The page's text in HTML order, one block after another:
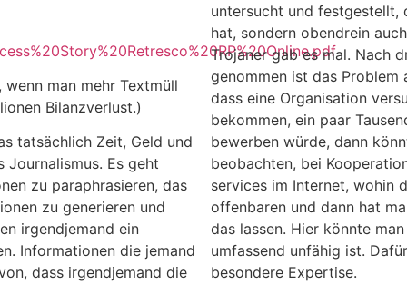
man mehr Textmüll
Bilanzverlust.)
tatsächlich Zeit, Geld und
Es geht
zu paraphrasieren, das
zu generieren und
irgendjemand ein
Informationen die jemand
dass irgendjemand die
untersucht und festgestellt,
hat, sondern obendrein
Trojaner gab es mal. Nach
genommen ist das Problem
dass eine Organisation
bekommen, ein paar
bewerben würde, dann
beobachten, bei
services im Internet, wohin
offenbaren und dann hat
das lassen. Hier könnte
umfassend unfähig ist.
besondere Expertise.